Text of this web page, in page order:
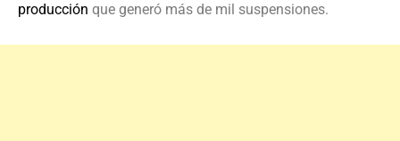
producción que generó más de mil suspensiones.